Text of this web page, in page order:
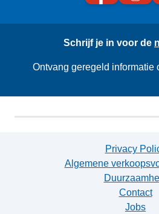
Schrijf je in voor de
Ontvang geregeld informatie
Privacy
Algemene
Contact
Jobs